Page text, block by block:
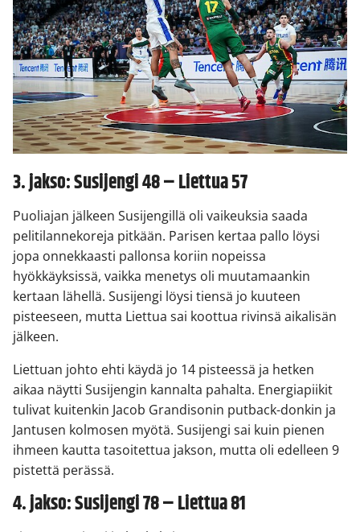
3. jakso: Susijengi 48 – Liettua 57
Puoliajan jälkeen Susijengillä oli vaikeuksia saada
pelitilannekoreja pitkään. Parisen kertaa pallo löysi
jopa onnekkaasti pallonsa koriin nopeissa
hyökkäyksissä, vaikka menetys oli muutamaankin
kertaan lähellä. Susijengi löysi tiensä jo kuuteen
pisteeseen, mutta Liettua sai koottua rivinsä aikalisän
jälkeen.
Liettuan johto ehti käydä jo 14 pisteessä ja hetken
aikaa näytti Susijengin kannalta pahalta. Energiapiikit
tulivat kuitenkin Jacob Grandisonin putback-donkin ja
Jantusen kolmosen myötä. Susijengi sai kuin pienen
ihmeen kautta tasoitettua jakson, mutta oli edelleen 9
pistettä perässä.
4. jakso: Susijengi 78 – Liettua 81